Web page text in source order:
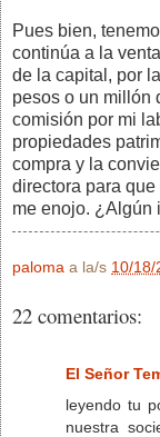
Pues bien,
continúa a la
de la capital, por
pesos o un millón
comisión por mi
propiedades
compra y la
directora para
me enojo. ¿Algún
paloma a la/s 10/18/
22 comentarios:
El Señor
leyendo tu
nuestra